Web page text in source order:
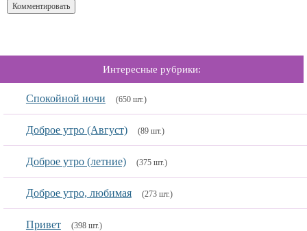
Интересные рубрики:
Спокойной ночи (650 шт.)
Доброе утро (Август) (89 шт.)
Доброе утро (летние) (375 шт.)
Доброе утро, любимая (273 шт.)
Привет (398 шт.)